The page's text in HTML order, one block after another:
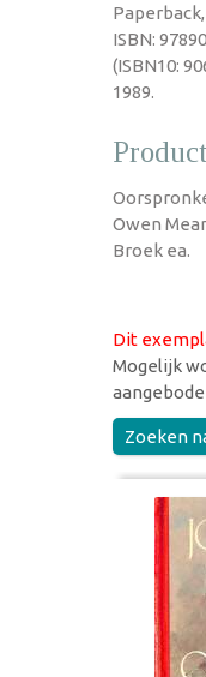
ISBN:
(ISBN10:
1989.
Owen
Broek ea.
Dit
Mogelijk
Zoeken